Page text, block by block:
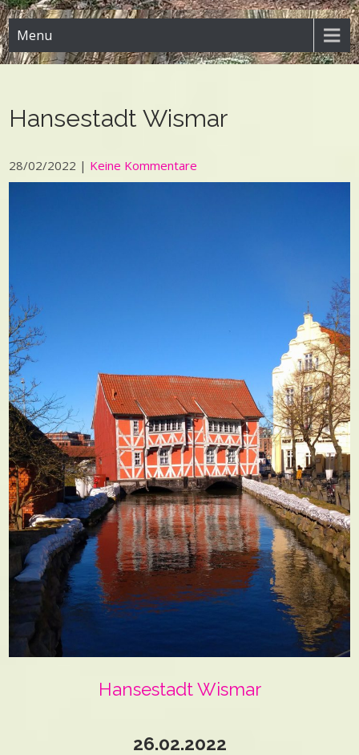
Menu
Hansestadt Wismar
28/02/2022 | Keine Kommentare
Hansestadt Wismar
26.02.2022